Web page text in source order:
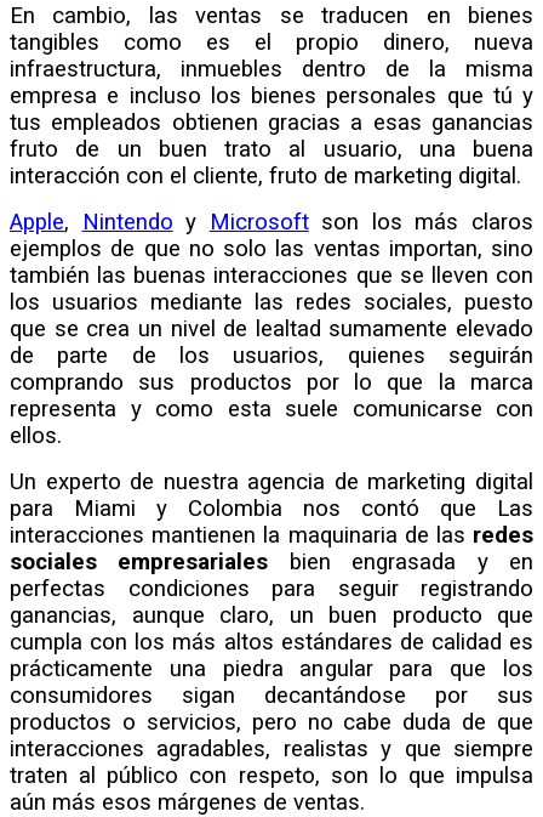
En cambio, las ventas se traducen en bienes
tangibles como es el propio dinero, nueva
infraestructura, inmuebles dentro de la misma
empresa e incluso los bienes personales que tú y
tus empleados obtienen gracias a esas ganancias
fruto de un buen trato al usuario, una buena
interacción con el cliente, fruto de marketing digital.
Apple, Nintendo y Microsoftson los más claros
ejemplos de que no solo las ventas importan, sino
también las buenas interacciones que se lleven con
los usuarios mediante las redes sociales, puesto
que se crea un nivel de lealtad sumamente elevado
de parte de los usuarios, quienes seguirán
comprando sus productos por lo que la marca
representa y como esta suele comunicarse con
ellos.
Un experto de nuestra agencia de marketing digital
para Miami y Colombia nos contó que Las
interacciones mantienen la maquinaria de las redes
sociales empresariales bien engrasada y en
perfectas condiciones para seguir registrando
ganancias, aunque claro, un buen producto que
cumpla con los más altos estándares de calidad es
prácticamente una piedra angular para que los
consumidores sigan decantándose por sus
productos o servicios, pero no cabe duda de que
interacciones agradables, realistas y que siempre
traten al público con respeto, son lo que impulsa
aún más esos márgenes de ventas.